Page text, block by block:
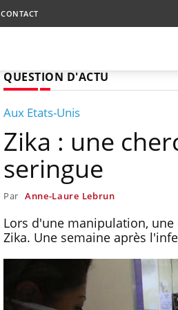
CONTACT
QUESTION D'ACTU
Aux Etats-Unis
Zika : une
seringue
Par Anne-Laure Lebrun
Lors d'une manipulation,
Zika. Une semaine après